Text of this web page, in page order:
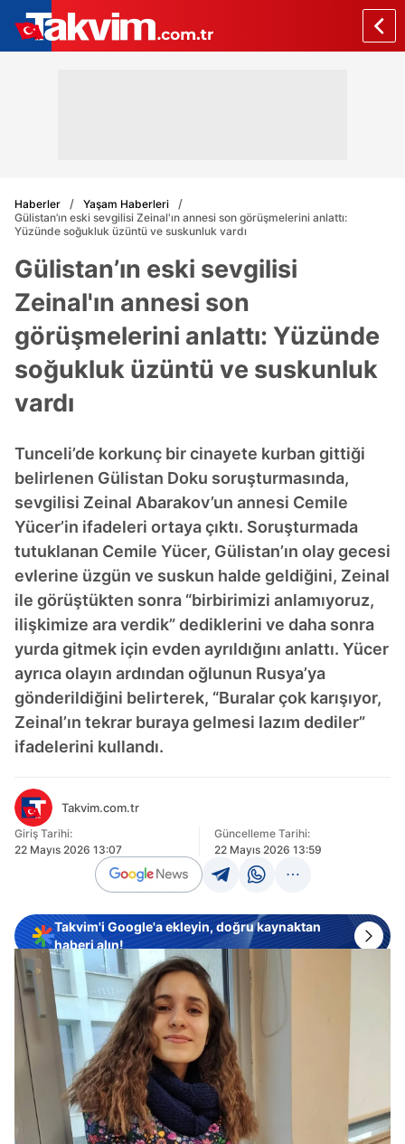
Haberler
Yaşam Haberleri
Gülistan’ın eski sevgilisi Zeinal'ın annesi son görüşmelerini anlattı:
Yüzünde soğukluk üzüntü ve suskunluk vardı
Gülistan’ın eski sevgilisi
Zeinal'ın annesi son
görüşmelerini anlattı: Yüzünde
soğukluk üzüntü ve suskunluk
vardı
Tunceli’de korkunç bir cinayete kurban gittiği
belirlenen Gülistan Doku soruşturmasında,
sevgilisi Zeinal Abarakov’un annesi Cemile
Yücer’in ifadeleri ortaya çıktı. Soruşturmada
tutuklanan Cemile Yücer, Gülistan’ın olay gecesi
evlerine üzgün ve suskun halde geldiğini, Zeinal
ile görüştükten sonra “birbirimizi anlamıyoruz,
ilişkimize ara verdik” dediklerini ve daha sonra
yurda gitmek için evden ayrıldığını anlattı. Yücer
ayrıca olayın ardından oğlunun Rusya’ya
gönderildiğini belirterek, “Buralar çok karışıyor,
Zeinal’ın tekrar buraya gelmesi lazım dediler”
ifadelerini kullandı.
Takvim.com.tr
Giriş Tarihi:
22 Mayıs 2026 13:07
Güncelleme Tarihi:
22 Mayıs 2026 13:59
Takvim'i Google'a ekleyin, doğru kaynaktan
haberi alın!